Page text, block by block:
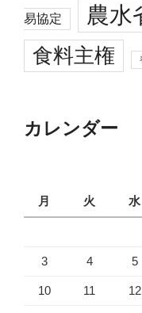
易協定 農水
食料主権
カレンダー
月
火 水
3 4 5
10 11 12